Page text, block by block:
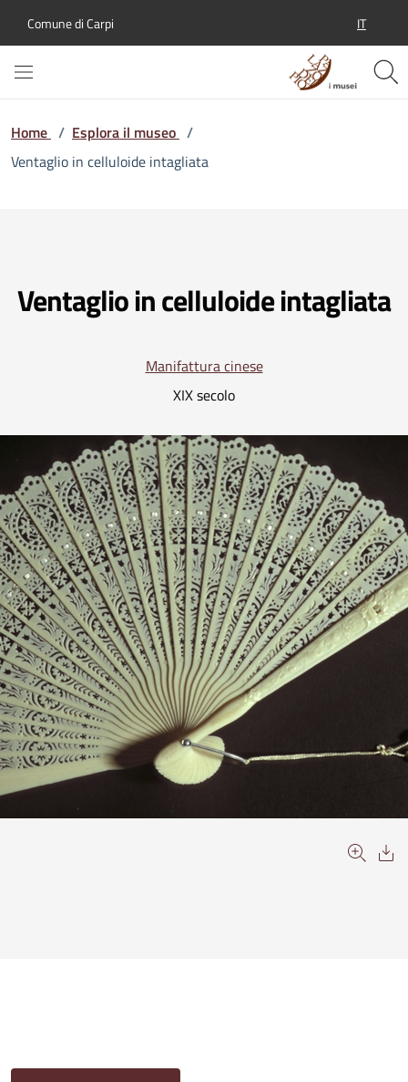
Comune di Carpi IT
Home / Esplora il museo /
Ventaglio in celluloide intagliata
Ventaglio in celluloide intagliata
Manifattura cinese
XIX secolo